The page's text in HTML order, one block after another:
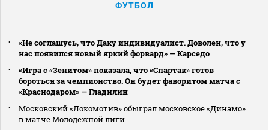
ФУТБОЛ
«Не соглашусь, что Даку индивидуалист. Доволен, что у
нас появился новый яркий форвард» — Карседо
«Игра с «Зенитом» показала, что «Спартак» готов
бороться за чемпионство. Он будет фаворитом матча с
«Краснодаром» — Гладилин
Московский «Локомотив» обыграл московское «Динамо»
в матче Молодежной лиги